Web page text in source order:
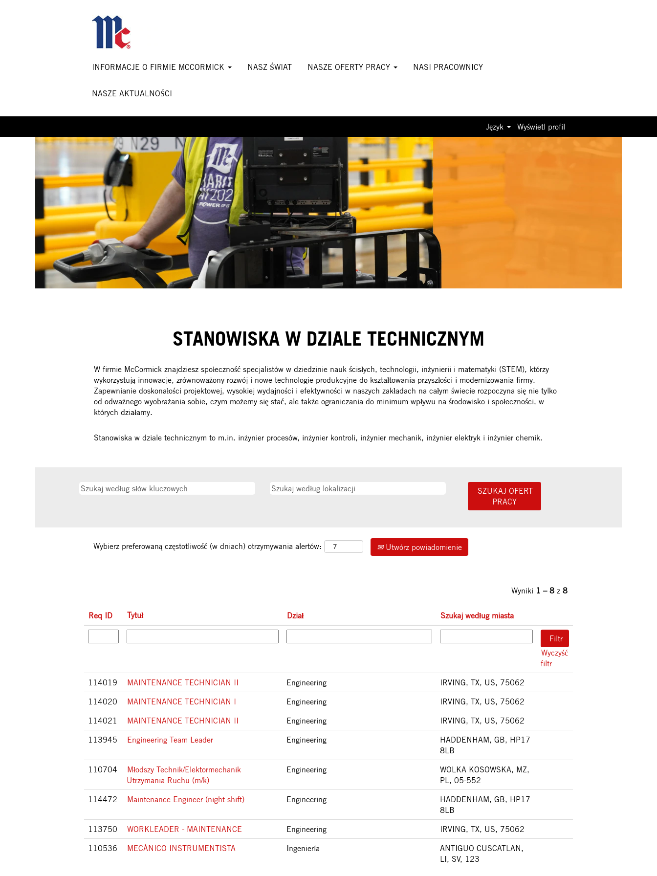
INFORMACJE O FIRMIE MCCORMICK NASZ ŚWIAT NASZE OFERTY PRACY NASI PRACOWNICY
NASZE AKTUALNOŚCI
Język Wyświetl profil
STANOWISKA W DZIALE TECHNICZNYM
W firmie McCormick znajdziesz społeczność specjalistów w dziedzinie nauk ścisłych, technologii, inżynierii i matematyki (STEM), którzy
wykorzystują innowacje, zrównoważony rozwój i nowe technologie produkcyjne do kształtowania przyszłości i modernizowania firmy.
Zapewnianie doskonałości projektowej, wysokiej wydajności i efektywności w naszych zakładach na całym świecie rozpoczyna się nie tylko
od odważnego wyobrażania sobie, czym możemy się stać, ale także ograniczania do minimum wpływu na środowisko i społeczności, w
których działamy.
Stanowiska w dziale technicznym to m.in. inżynier procesów, inżynier kontroli, inżynier mechanik, inżynier elektryk i inżynier chemik.
Wybierz preferowaną częstotliwość (w dniach) otrzymywania alertów: Utwórz powiadomienie
Wyniki 1 – 8 z 8
Req ID Tytuł Dział Szukaj według miasta
Wyczyść
filtr
114019
MAINTENANCE TECHNICIAN II Engineering
IRVING, TX, US, 75062
114020
MAINTENANCE TECHNICIAN I Engineering
IRVING, TX, US, 75062
114021
MAINTENANCE TECHNICIAN II Engineering
IRVING, TX, US, 75062
113945
Engineering Team Leader Engineering
HADDENHAM, GB, HP17
8LB
110704
Młodszy Technik/Elektormechanik
Utrzymania Ruchu (m/k)
Engineering
WOLKA KOSOWSKA, MZ,
PL, 05-552
114472
Maintenance Engineer (night shift) Engineering
HADDENHAM, GB, HP17
8LB
113750
WORKLEADER - MAINTENANCE Engineering
IRVING, TX, US, 75062
110536
MECÁNICO INSTRUMENTISTA Ingeniería
ANTIGUO CUSCATLAN,
LI, SV, 123